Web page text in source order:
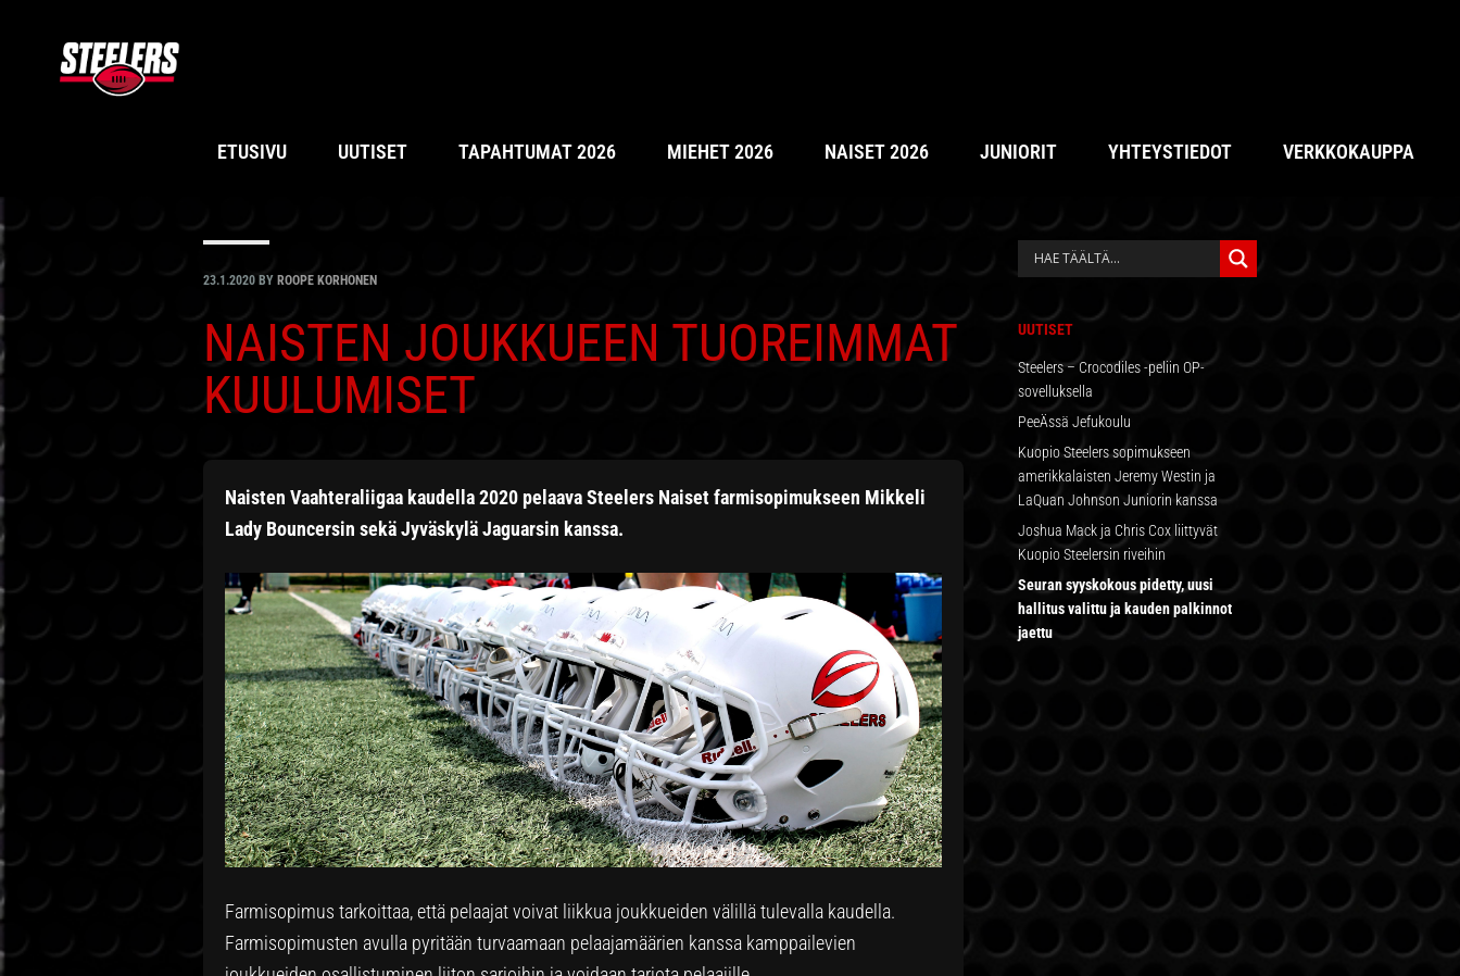
ensisijaiseen
valikkoon
pääsisältöön
ensisijaiseen
sivupalkkiin
alatunnisteeseen
ETUSIVU UUTISET TAPAHTUMAT 2026 MIEHET 2026 NAISET 2026 JUNIORIT YHTEYSTIEDOT VERKKOKAUPPA
23.1.2020 BY ROOPE KORHONEN
NAISTEN JOUKKUEEN TUOREIMMAT
KUULUMISET
Naisten Vaahteraliigaa kaudella 2020 pelaava Steelers Naiset farmisopimukseen Mikkeli
Lady Bouncersin sekä Jyväskylä Jaguarsin kanssa.
Farmisopimus tarkoittaa, että pelaajat voivat liikkua joukkueiden välillä tulevalla kaudella.
Farmisopimusten avulla pyritään turvaamaan pelaajamäärien kanssa kamppailevien
ENSISIJAINEN
UUTISET
Steelers – Crocodiles -peliin OP-
sovelluksella
PeeÄssä Jefukoulu
Kuopio Steelers sopimukseen
amerikkalaisten Jeremy Westin ja
LaQuan Johnson Juniorin kanssa
Joshua Mack ja Chris Cox liittyvät
Kuopio Steelersin riveihin
Seuran syyskokous pidetty, uusi
hallitus valittu ja kauden palkinnot
jaettu